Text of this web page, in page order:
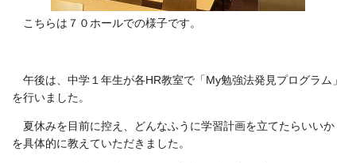
こちらは７０ホールでの様子です。
午後は、中学１年生が各HR教室で「My勉強法発見プログラム」
を行いました。
夏休みを目前に控え、どんなふうに学習計画を立てたらいいか
を具体的に教えていただきました。